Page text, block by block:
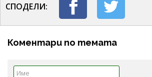
СПОДЕЛИ:
Коментари по темата